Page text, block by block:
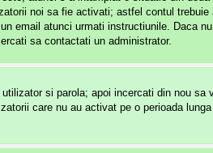
noi sa fie activati; astfel contul
email atunci urmati instructiunile. Daca
sa contactati un administrator.
si parola; apoi incercati din nou
care nu au activat pe o perioada